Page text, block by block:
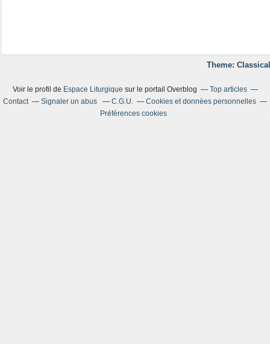
Theme:
Voir le profil de Espace Liturgiquesur le portail Overblog
Top articles
Contact
Signaler un abus C.G.U.
Cookies et données personnelles
Préférences cookies